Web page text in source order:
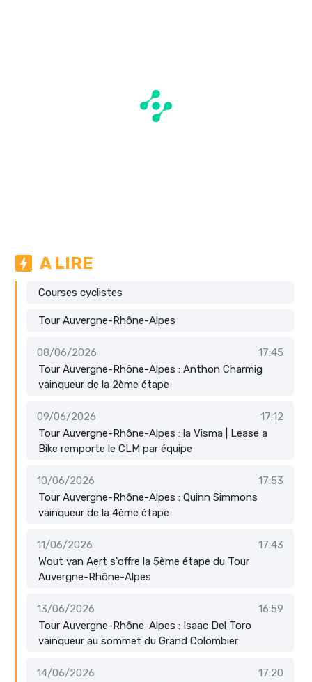
A LIRE
Courses cyclistes
Tour Auvergne-Rhône-Alpes
08/06/2026
17:45
Tour Auvergne-Rhône-Alpes : Anthon Charmig
vainqueur de la 2ème étape
09/06/2026
17:12
Tour Auvergne-Rhône-Alpes : la Visma | Lease a
Bike remporte le CLM par équipe
10/06/2026
17:53
Tour Auvergne-Rhône-Alpes : Quinn Simmons
vainqueur de la 4ème étape
11/06/2026
17:43
Wout van Aert s'offre la 5ème étape du Tour
Auvergne-Rhône-Alpes
13/06/2026
16:59
Tour Auvergne-Rhône-Alpes : Isaac Del Toro
vainqueur au sommet du Grand Colombier
14/06/2026
17:20